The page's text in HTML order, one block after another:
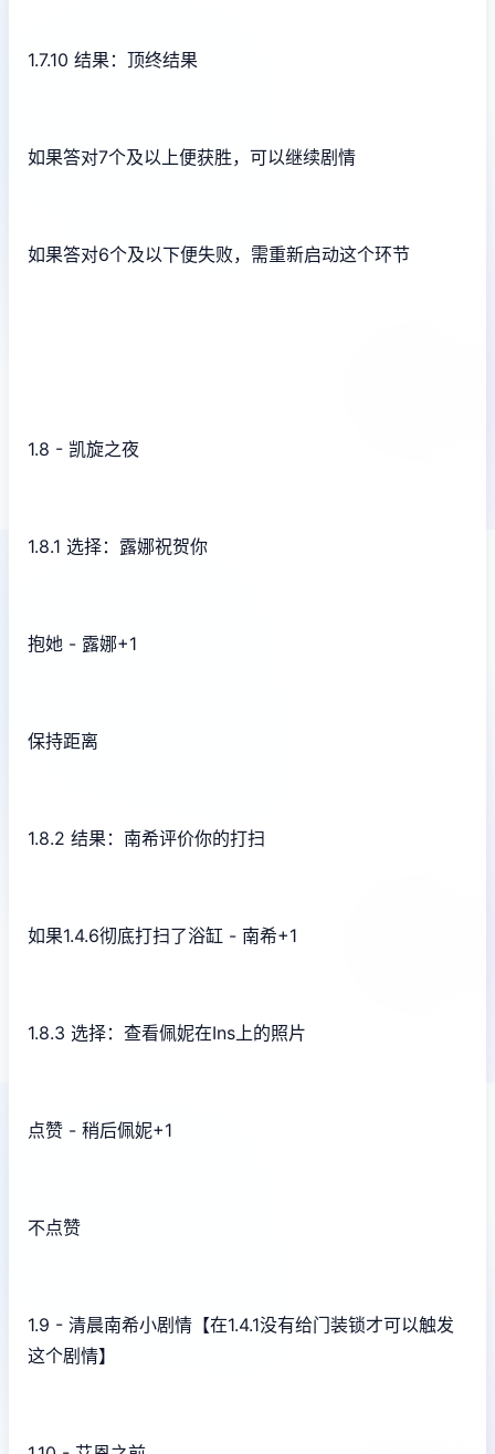
1.7.10 结果：顶终结果
如果答对7个及以上便获胜，可以继续剧情
如果答对6个及以下便失败，需重新启动这个环节
1.8 - 凯旋之夜
1.8.1 选择：露娜祝贺你
抱她 - 露娜+1
保持距离
1.8.2 结果：南希评价你的打扫
如果1.4.6彻底打扫了浴缸 - 南希+1
1.8.3 选择：查看佩妮在Ins上的照片
点赞 - 稍后佩妮+1
不点赞
1.9 - 清晨南希小剧情【在1.4.1没有给门装锁才可以触发
这个剧情】